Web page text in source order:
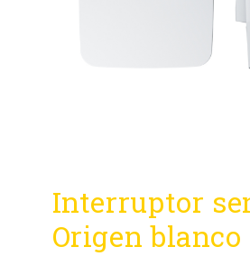
Interruptor
Origen blanco